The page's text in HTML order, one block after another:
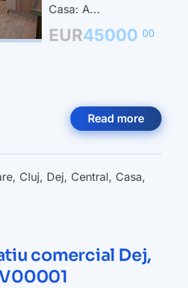
Casa: A...
EUR45000 00
Read more
, Cluj, Dej, Central, Casa,
comercial Dej,